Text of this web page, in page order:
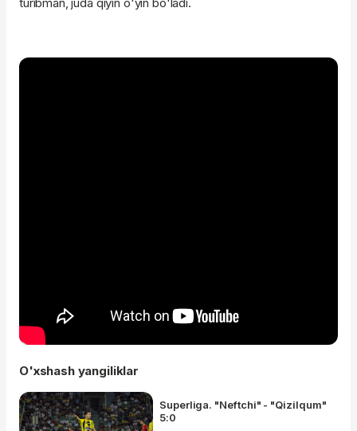
O'xshash yangiliklar
Superliga. "Neftchi" - "Qizilqum"
5:0